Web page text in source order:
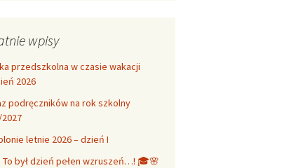
wpisy
przedszkolna w czasie wakacji
2026
podręczników na rok szkolny
letnie 2026 – dzień I
był dzień pełen wzruszeń…! 🎓🌸